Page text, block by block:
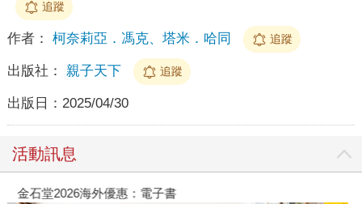
追蹤
作者： 柯奈莉亞．馮克、塔米．哈同 追蹤
出版社： 親子天下 追蹤
出版日： 2025/04/30
活動訊息
金石堂2026海外優惠：電子書